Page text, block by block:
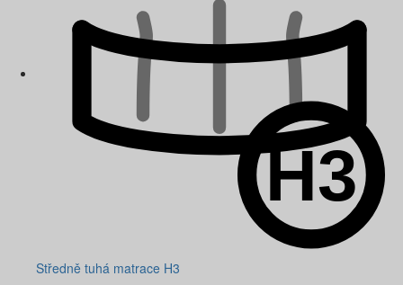
Středně tuhá matrace H3